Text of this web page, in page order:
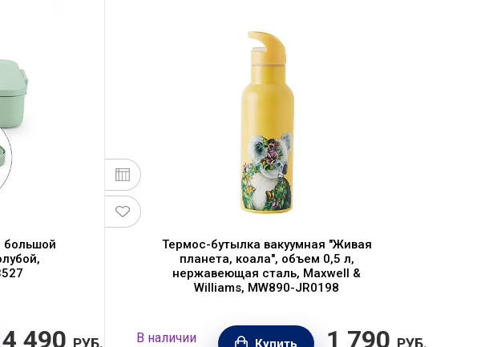
большой
4 490 РУБ.
Термос-бутылка вакуумная "Живая
планета, коала", объем 0,5 л,
нержавеющая сталь, Maxwell &
Williams, MW890-JR0198
В наличии Купить 1 790 РУБ.